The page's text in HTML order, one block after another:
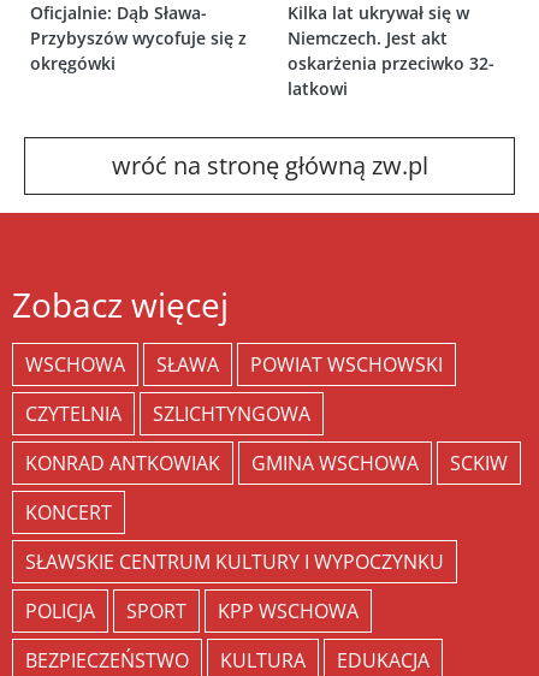
Oficjalnie: Dąb Sława-
Przybyszów wycofuje się z
okręgówki
Kilka lat ukrywał się w
Niemczech. Jest akt
oskarżenia przeciwko 32-
latkowi
wróć na stronę główną zw.pl
Zobacz więcej
WSCHOWA SŁAWA
POWIAT WSCHOWSKI
CZYTELNIA
SZLICHTYNGOWA
KONRAD ANTKOWIAK
GMINA WSCHOWA
SCKIW
KONCERT
SŁAWSKIE CENTRUM KULTURY I WYPOCZYNKU
POLICJA
SPORT
KPP WSCHOWA
BEZPIECZEŃSTWO
KULTURA
EDUKACJA